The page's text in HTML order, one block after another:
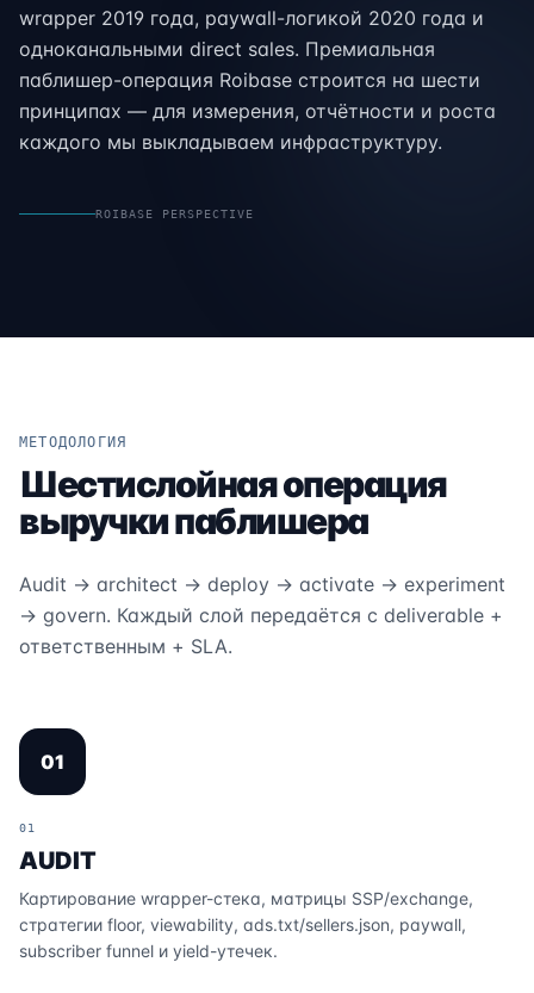
wrapper 2019 года, paywall-логикой 2020 года и
одноканальными direct sales. Премиальная
паблишер-операция Roibase строится на шести
принципах — для измерения, отчётности и роста
каждого мы выкладываем инфраструктуру.
ROIBASE PERSPECTIVE
МЕТОДОЛОГИЯ
Шестислойная операция
выручки паблишера
Audit → architect → deploy → activate → experiment
→ govern. Каждый слой передаётся с deliverable +
ответственным + SLA.
01
01
AUDIT
Картирование wrapper-стека, матрицы SSP/exchange,
стратегии floor, viewability, ads.txt/sellers.json, paywall,
subscriber funnel и yield-утечек.